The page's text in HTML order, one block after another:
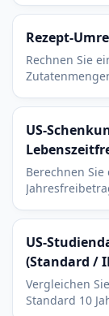
Region.
Rezept-
Rechnen Sie
US-
Berechnen
geschuldete
US-
(Standard /
Vergleichen
Standard 10